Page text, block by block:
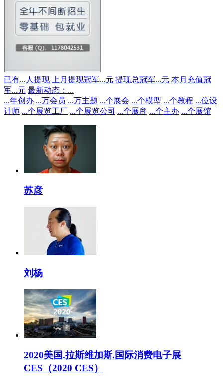
已有... 人提现 上月提现冠军...元 提现总冠军...元 本月充值冠
军...元 最新动态：
...年创办 ...万会员 ...万主题 ...个展会 ...个模型 ...个教程 ...位设
计师 ...个展览工厂 ...个展览公司 ...个展商 ...个主办 ...个展馆
苏彦
刘杨
2020美国.拉斯维加斯.国际消费电子展
CES（2020 CES）